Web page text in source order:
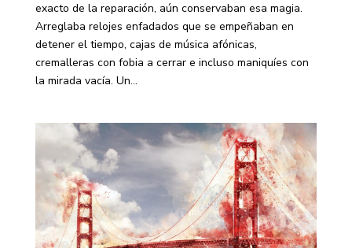
exacto de la reparación, aún conservaban esa magia.
Arreglaba relojes enfadados que se empeñaban en
detener el tiempo, cajas de música afónicas,
cremalleras con fobia a cerrar e incluso maniquíes con
la mirada vacía. Un...